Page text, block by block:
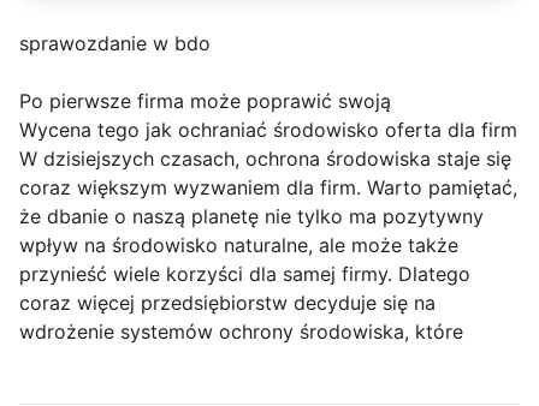
sprawozdanie w bdo
Po pierwsze firma może poprawić swoją
Wycena tego jak ochraniać środowisko oferta dla firm
W dzisiejszych czasach, ochrona środowiska staje się
coraz większym wyzwaniem dla firm. Warto pamiętać,
że dbanie o naszą planetę nie tylko ma pozytywny
wpływ na środowisko naturalne, ale może także
przynieść wiele korzyści dla samej firmy. Dlatego
coraz więcej przedsiębiorstw decyduje się na
wdrożenie systemów ochrony środowiska, które